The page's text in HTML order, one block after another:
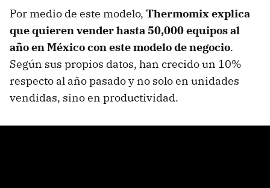
Por medio de este modelo, Thermomix explica
que quieren vender hasta 50,000 equipos al
año en México con este modelo de negocio.
Según sus propios datos, han crecido un 10%
respecto al año pasado y no solo en unidades
vendidas, sino en productividad.